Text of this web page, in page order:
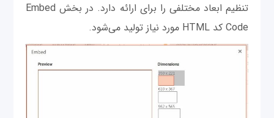
تنظیم ابعاد مختلفی را برای ارائه دارد. در بخش Embed
Code کد HTML مورد نیاز تولید می‌شود.